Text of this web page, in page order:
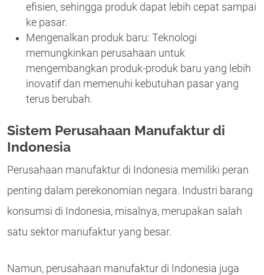
efisien, sehingga produk dapat lebih cepat sampai
ke pasar.
Mengenalkan produk baru: Teknologi
memungkinkan perusahaan untuk
mengembangkan produk-produk baru yang lebih
inovatif dan memenuhi kebutuhan pasar yang
terus berubah.
Sistem Perusahaan Manufaktur di
Indonesia
Perusahaan manufaktur di Indonesia memiliki peran
penting dalam perekonomian negara. Industri barang
konsumsi di Indonesia, misalnya, merupakan salah
satu sektor manufaktur yang besar.
Namun, perusahaan manufaktur di Indonesia juga